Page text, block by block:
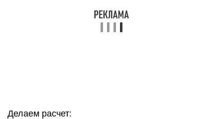
Делаем расчет: